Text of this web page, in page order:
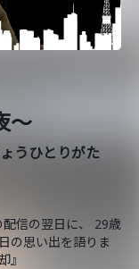
〜
うひとりがた
信の翌日に、 29歳
の思い出を語りま
』